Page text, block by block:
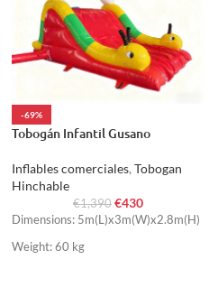
-69%
Tobogán Infantil Gusano
Inflables comerciales, Tobogan
Hinchable
€1,390 €430
Dimensions: 5m(L)x3m(W)x2.8m(H)
Weight: 60 kg